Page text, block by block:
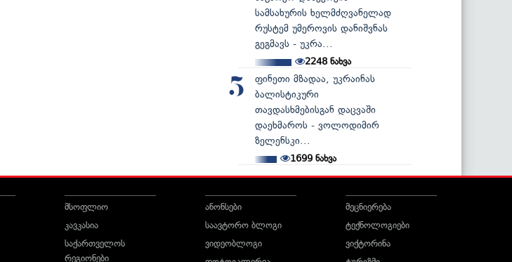
სამსახურის ხელმძღვანელად
რუსტემ უმეროვის დანიშვნას
გეგმავს - უკრა...
2248ნახვა
5
ფინეთი მზადაა, უკრაინას
ბალისტიკური
თავდასხმებისგან დაცვაში
დაეხმაროს - ვოლოდიმირ
ზელენსკი...
1699 ნახვა
მსოფლიო
კავკასია
საქართველოს
რეგიონები
ანონსები
საავტორო ბლოგი
ვიდეობლოგი
მეცნიერება
ტექნოლოგიები
ვიქტორინა